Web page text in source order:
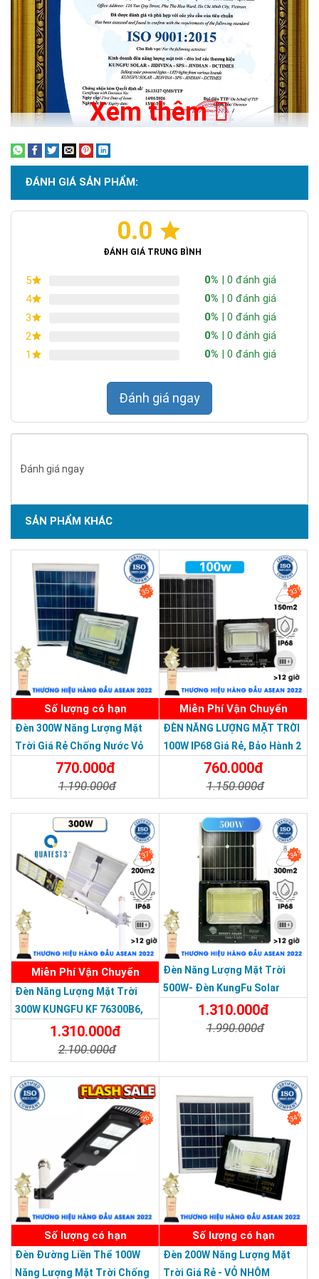
An toàn
: Đèn không sử dụng nguồn điện, dây điện nên sẽ
không dẫn đến các trường hợp gặp tai nạn do chập điện, rò rỉ
điện từ đèn năng lượng mặt trời
Thời gian sạc ngắn: T
heo công bố của nhà sản xuất, đèn có
thời gian sạc đầy chỉ với 6 giờ / ngày.
Đa công dụng: Đèn có thể được lắp đặt ở các dự án như lắp
đặt đè năng lượng mặt trời cho công viên, sân vườn, sân thể
thao, bãi giữ xe...
Chứng nhận ISO 9001:2015
SẢN PHẨM CHẤT LƯỢNG - DỊCH VỤ TIN DÙNG LẦN VII - 2020
THƯƠNG HIỆU HÀNG ĐẦU ASEAN 2022
SẢN PHẨM DỊCH VỤ CHẤT LƯỢNG ASEAN 2019
Xem thêm
ĐÁNH GIÁ SẢN PHẨM:
0.0
ĐÁNH GIÁ TRUNG BÌNH
5 0% | 0 đánh giá
4
0% | 0 đánh giá
3
0% | 0 đánh giá
2
0% | 0 đánh giá
1
0% | 0 đánh giá
Đánh giá ngay
Đánh giá ngay
SẢN PHẨM KHÁC
35%
Số lượng có hạn
Đèn 300W Năng Lượng Mặt
Trời Giá Rẻ Chống Nước Vỏ
Nhôm Đúc770.000đ
1.190.000đ
33%
Miễn Phí Vận Chuyển
ĐÈN NĂNG LƯỢNG MẶT TRỜI
100W IP68 Giá Rẻ, Bảo Hành 2
760.000đ
1.150.000đ
37%
Miễn Phí Vận Chuyển
Đèn Năng Lượng Mặt Trời
300W KUNGFU KF 76300B6,
IP68, Bảng Giá 2026
1.310.000đ
2.100.000đ
34%
Đèn Năng Lượng Mặt Trời
500W- Đèn KungFu Solar
Năng Lượng Mặt Trời 500W,IP
67 Loại Lớn
1.310.000đ
1.990.000đ
26%
Số lượng có hạn
Đèn Đường Liền Thể 100W
Năng Lượng Mặt Trời Chống
34%
Số lượng có hạn
Đèn 200W Năng Lượng Mặt
Trời Giá Rẻ - VỎ NHÔM